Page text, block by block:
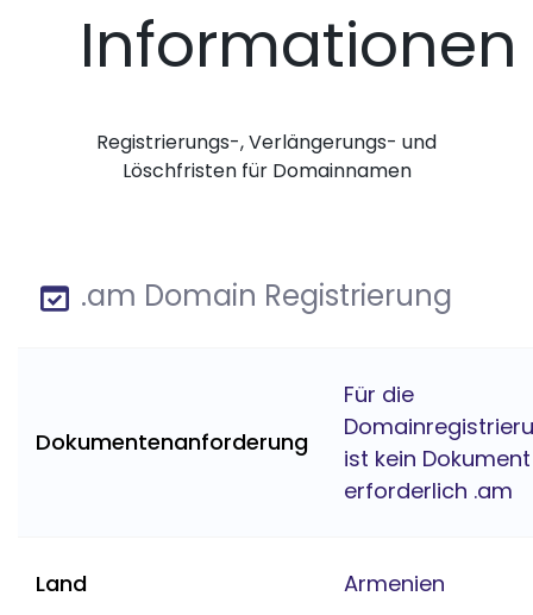
Informationen
Registrierungs-, Verlängerungs- und
Löschfristen für Domainnamen
.am Domain Registrierung
Dokumentenanforderung
Für die
ist kein Dokument
erforderlich .am
Land Armenien